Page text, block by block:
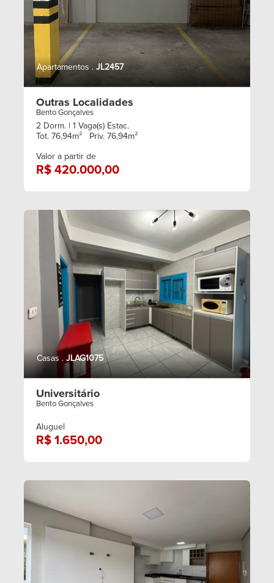
Apartamentos . JL2457
Outras Localidades
Bento Gonçalves
2 Dorm.
| 1 Vaga(s) Estac.
Tot. 76,94m²
Priv. 76,94m²
Valor a partir de
R$ 420.000,00
Casas . JLAG1075
Universitário
Bento Gonçalves
Aluguel
R$ 1.650,00